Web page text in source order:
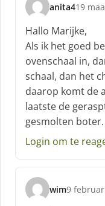
anita4
s
c
h
r
e
e
f
:
19
Hallo Marijke,
Als ik het goed
ovenschaal in,
schaal, dan het
daarop komt de
laatste de
gesmolten boter.
Login om te
wim
s
9